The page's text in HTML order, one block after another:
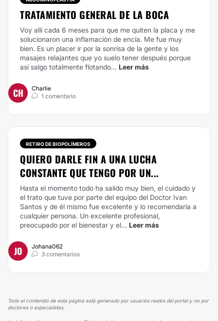
TRATAMIENTO GENERAL DE LA BOCA
Voy allí cada 6 meses para que me quiten la placa y me
solucionaron una inflamación de encía. Me fue muy
bien. Es un placer ir por la sonrisa de la gente y los
masajes relajantes que yo suelo tener después porque
así salgo totalmente flotando... Leer más
CH
Charlie
1 comentario
RETIRO DE BIOPOLÍMEROS
QUIERO DARLE FIN A UNA LUCHA
CONSTANTE QUE TENGO POR UN...
Hasta el momento todo ha salido muy bien, el cuidado y
el trato que tuve por parte del equipo del Doctor Ivan
Santos y de él mismo fue excelente y lo recomendaría a
cualquier persona. Un excelente profesional,
preocupado por el bienestar y el... Leer más
JO
Johana062
3 comentarios
Todo el contenido de esta página está generado por usuarios reales del portal y no por
doctores o especialistas.